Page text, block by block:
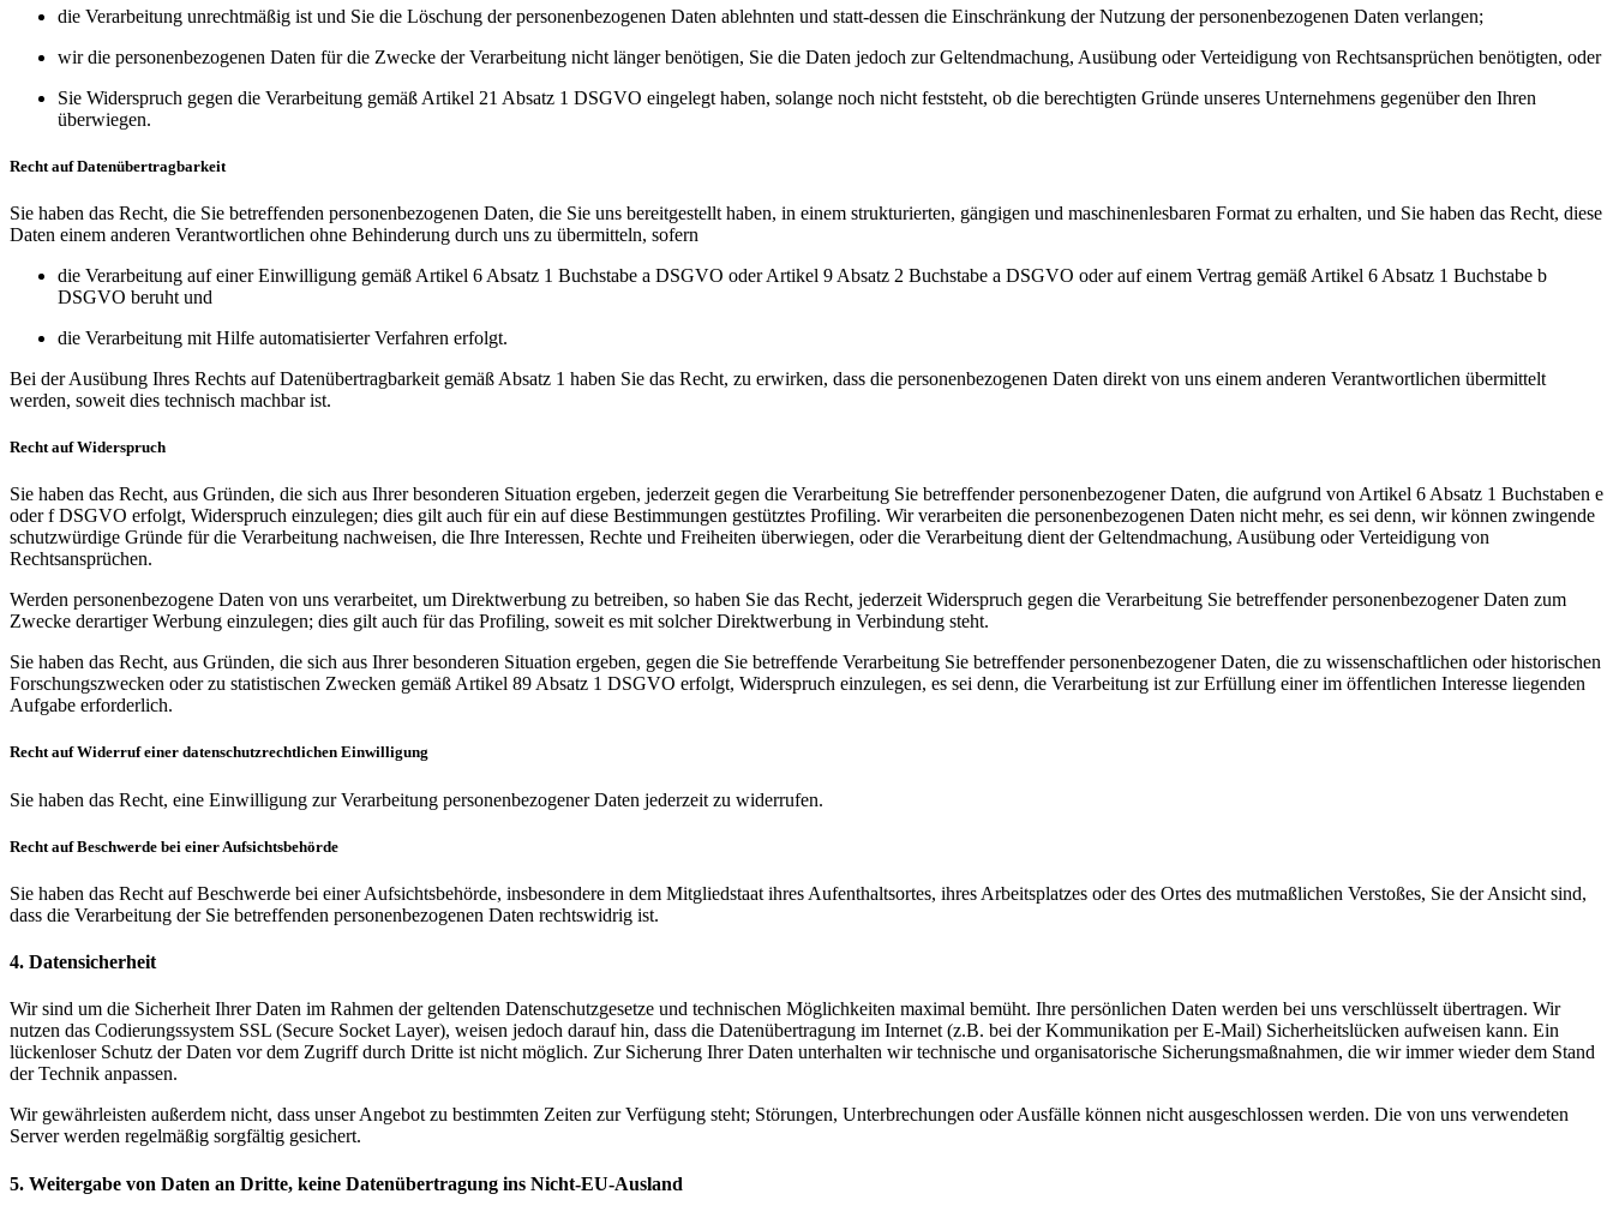
die Verarbeitung unrechtmäßig ist und Sie die Löschung der personenbezogenen Daten ablehnten und statt-dessen die Einschränkung der Nutzung der personenbezogenen Daten verlangen;
wir die personenbezogenen Daten für die Zwecke der Verarbeitung nicht länger benötigen, Sie die Daten jedoch zur Geltendmachung, Ausübung oder Verteidigung von Rechtsansprüchen benötigten, oder
Sie Widerspruch gegen die Verarbeitung gemäß Artikel 21 Absatz 1 DSGVO eingelegt haben, solange noch nicht feststeht, ob die berechtigten Gründe unseres Unternehmens gegenüber den Ihren
überwiegen.
Recht auf Datenübertragbarkeit
Sie haben das Recht, die Sie betreffenden personenbezogenen Daten, die Sie uns bereitgestellt haben, in einem strukturierten, gängigen und maschinenlesbaren Format zu erhalten, und Sie haben das Recht, diese
Daten einem anderen Verantwortlichen ohne Behinderung durch uns zu übermitteln, sofern
die Verarbeitung auf einer Einwilligung gemäß Artikel 6 Absatz 1 Buchstabe a DSGVO oder Artikel 9 Absatz 2 Buchstabe a DSGVO oder auf einem Vertrag gemäß Artikel 6 Absatz 1 Buchstabe b
DSGVO beruht und
die Verarbeitung mit Hilfe automatisierter Verfahren erfolgt.
Bei der Ausübung Ihres Rechts auf Datenübertragbarkeit gemäß Absatz 1 haben Sie das Recht, zu erwirken, dass die personenbezogenen Daten direkt von uns einem anderen Verantwortlichen übermittelt
werden, soweit dies technisch machbar ist.
Recht auf Widerspruch
Sie haben das Recht, aus Gründen, die sich aus Ihrer besonderen Situation ergeben, jederzeit gegen die Verarbeitung Sie betreffender personenbezogener Daten, die aufgrund von Artikel 6 Absatz 1 Buchstaben e
oder f DSGVO erfolgt, Widerspruch einzulegen; dies gilt auch für ein auf diese Bestimmungen gestütztes Profiling. Wir verarbeiten die personenbezogenen Daten nicht mehr, es sei denn, wir können zwingende
schutzwürdige Gründe für die Verarbeitung nachweisen, die Ihre Interessen, Rechte und Freiheiten überwiegen, oder die Verarbeitung dient der Geltendmachung, Ausübung oder Verteidigung von
Rechtsansprüchen.
Werden personenbezogene Daten von uns verarbeitet, um Direktwerbung zu betreiben, so haben Sie das Recht, jederzeit Widerspruch gegen die Verarbeitung Sie betreffender personenbezogener Daten zum
Zwecke derartiger Werbung einzulegen; dies gilt auch für das Profiling, soweit es mit solcher Direktwerbung in Verbindung steht.
Sie haben das Recht, aus Gründen, die sich aus Ihrer besonderen Situation ergeben, gegen die Sie betreffende Verarbeitung Sie betreffender personenbezogener Daten, die zu wissenschaftlichen oder historischen
Forschungszwecken oder zu statistischen Zwecken gemäß Artikel 89 Absatz 1 DSGVO erfolgt, Widerspruch einzulegen, es sei denn, die Verarbeitung ist zur Erfüllung einer im öffentlichen Interesse liegenden
Aufgabe erforderlich.
Recht auf Widerruf einer datenschutzrechtlichen Einwilligung
Sie haben das Recht, eine Einwilligung zur Verarbeitung personenbezogener Daten jederzeit zu widerrufen.
Recht auf Beschwerde bei einer Aufsichtsbehörde
Sie haben das Recht auf Beschwerde bei einer Aufsichtsbehörde, insbesondere in dem Mitgliedstaat ihres Aufenthaltsortes, ihres Arbeitsplatzes oder des Ortes des mutmaßlichen Verstoßes, Sie der Ansicht sind,
dass die Verarbeitung der Sie betreffenden personenbezogenen Daten rechtswidrig ist.
4. Datensicherheit
Wir sind um die Sicherheit Ihrer Daten im Rahmen der geltenden Datenschutzgesetze und technischen Möglichkeiten maximal bemüht. Ihre persönlichen Daten werden bei uns verschlüsselt übertragen. Wir
nutzen das Codierungssystem SSL (Secure Socket Layer), weisen jedoch darauf hin, dass die Datenübertragung im Internet (z.B. bei der Kommunikation per E-Mail) Sicherheitslücken aufweisen kann. Ein
lückenloser Schutz der Daten vor dem Zugriff durch Dritte ist nicht möglich. Zur Sicherung Ihrer Daten unterhalten wir technische und organisatorische Sicherungsmaßnahmen, die wir immer wieder dem Stand
der Technik anpassen.
Wir gewährleisten außerdem nicht, dass unser Angebot zu bestimmten Zeiten zur Verfügung steht; Störungen, Unterbrechungen oder Ausfälle können nicht ausgeschlossen werden. Die von uns verwendeten
Server werden regelmäßig sorgfältig gesichert.
5. Weitergabe von Daten an Dritte, keine Datenübertragung ins Nicht-EU-Ausland